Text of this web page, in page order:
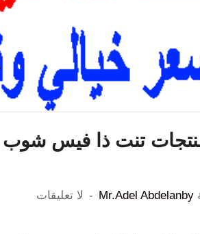
تنت ذا فيس
Mr.Adel Abdelanby لا تعليقات